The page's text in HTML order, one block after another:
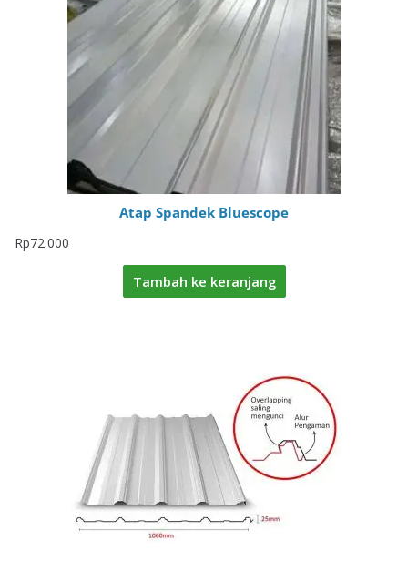
Atap Spandek Bluescope
Rp72.000
Tambah ke keranjang